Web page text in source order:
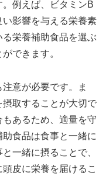
例えば、ビタミンB
影響を与える栄養素
栄養補助食品を選ぶ
できます。
意が必要です。ま
取することが大切で
あるため、適量を守
食品は食事と一緒に
一緒に摂ることで、
皮に栄養を届けるこ